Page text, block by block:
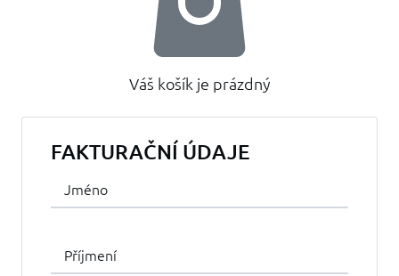
Váš košík je prázdný
FAKTURAČNÍ ÚDAJE
Jméno
Příjmení